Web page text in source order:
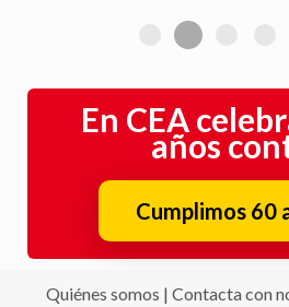
En CEA
años
Cumplimos 60
Quiénes somos | Contacta con